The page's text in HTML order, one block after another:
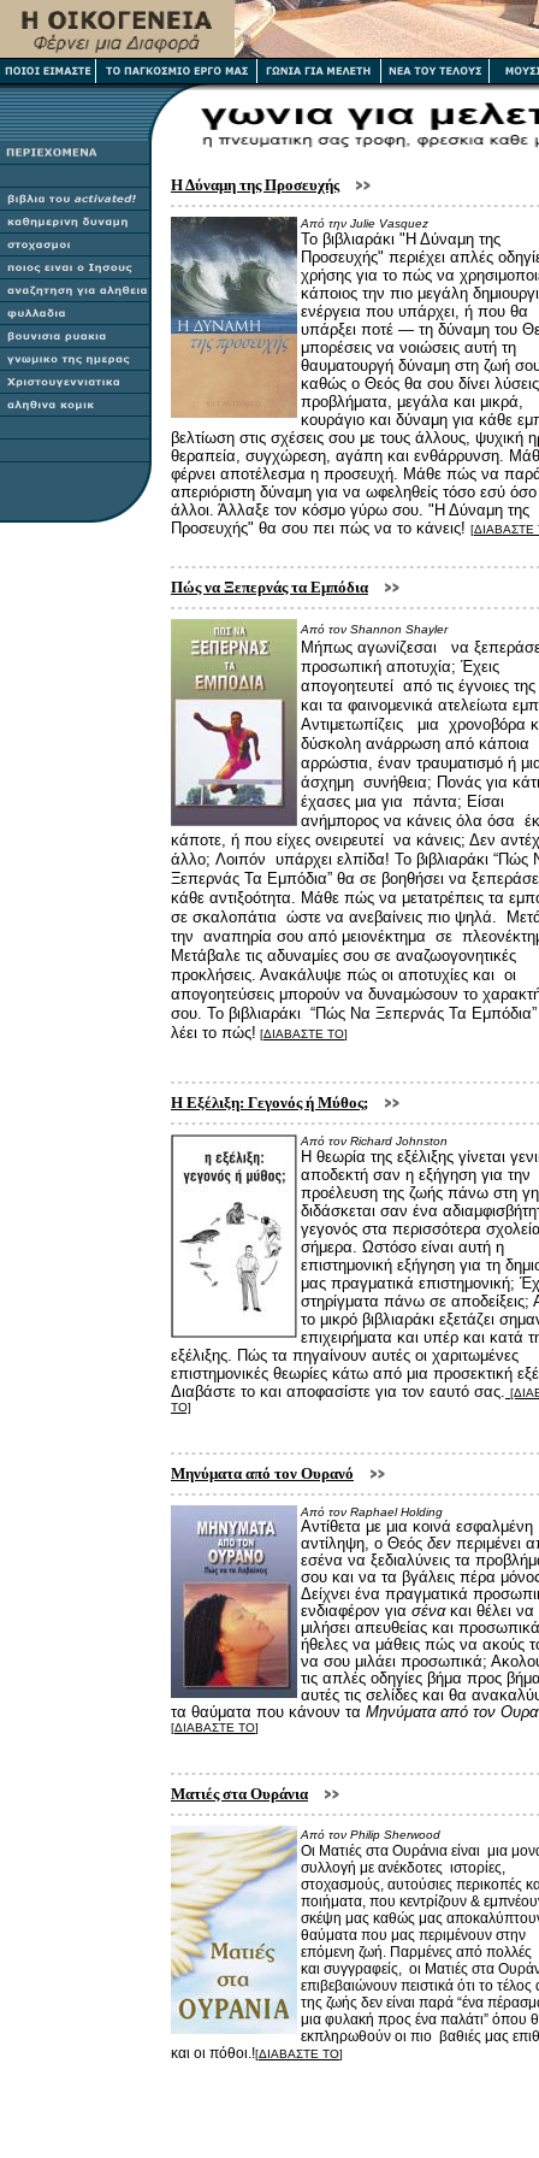
Η Δύναμη της Προσευχής
Από την Julie Vasquez
Το βιβλιαράκι "Η Δύναμη της
Προσευχής" περιέχει απλές
χρήσης για το πώς να
κάποιος την πιο μεγάλη
ενέργεια που υπάρχει, ή που θα
υπάρξει ποτέ — τη δύναμη του
μπορέσεις να νοιώσεις αυτή τη
θαυματουργή δύναμη στη ζωή
καθώς ο Θεός θα σου δίνει
προβλήματα, μεγάλα και μικρά,
κουράγιο και δύναμη για κάθε
βελτίωση στις σχέσεις σου με τους άλλους, ψυχική
θεραπεία, συγχώρεση, αγάπη και ενθάρρυνση.
φέρνει αποτέλεσμα η προσευχή. Μάθε πώς να
απεριόριστη δύναμη για να ωφεληθείς τόσο εσύ όσο
άλλοι. Άλλαξε τον κόσμο γύρω σου. "Η Δύναμη της
Προσευχής" θα σου πει πώς να το κάνεις! [ΔΙΑΒΑΣΤΕ
Πώς να Ξεπερνάς τα Εμπόδια
Από τον Shannon Shayler
Μήπως αγωνίζεσαι να
προσωπική αποτυχία; Έχεις
απογοητευτεί από τις έγνοιες
και τα φαινομενικά ατελείωτα
Αντιμετωπίζεις μια χρονοβόρα
δύσκολη ανάρρωση από κάποια
αρρώστια, έναν τραυματισμό ή
άσχημη συνήθεια; Πονάς για
έχασες μια για πάντα; Είσαι
ανήμπορος να κάνεις όλα όσα
κάποτε, ή που είχες ονειρευτεί να κάνεις; Δεν
άλλο; Λοιπόν υπάρχει ελπίδα! Το βιβλιαράκι “Πώς
Ξεπερνάς Τα Εμπόδια” θα σε βοηθήσει να
κάθε αντιξοότητα. Μάθε πώς να μετατρέπεις τα
σε σκαλοπάτια ώστε να ανεβαίνεις πιο ψηλά.
την αναπηρία σου από μειονέκτημα σε
Μετάβαλε τις αδυναμίες σου σε αναζωογονητικές
προκλήσεις. Ανακάλυψε πώς οι αποτυχίες και οι
απογοητεύσεις μπορούν να δυναμώσουν το
σου. Το βιβλιαράκι “Πώς Να Ξεπερνάς Τα
λέει το πώς! [ΔΙΑΒΑΣΤΕ ΤΟ]
Η Εξέλιξη: Γεγονός ή Μύθος;
Από τον Richard Johnston
Η θεωρία της εξέλιξης γίνεται
αποδεκτή σαν η εξήγηση για την
προέλευση της ζωής πάνω στη γη
διδάσκεται σαν ένα
γεγονός στα περισσότερα
σήμερα. Ωστόσο είναι αυτή η
επιστημονική εξήγηση για τη
μας πραγματικά επιστημονική;
στηρίγματα πάνω σε αποδείξεις;
το μικρό βιβλιαράκι εξετάζει
επιχειρήματα και υπέρ και κατά
εξέλιξης. Πώς τα πηγαίνουν αυτές οι χαριτωμένες
επιστημονικές θεωρίες κάτω από μια προσεκτική
Διαβάστε το και αποφασίστε για τον εαυτό σας.
ΤΟ]
Μηνύματα από τον Ουρανό
Από τον Raphael Holding
Αντίθετα με μια κοινά εσφαλμένη
αντίληψη, ο Θεός δεν περιμένει
εσένα να ξεδιαλύνεις τα
σου και να τα βγάλεις πέρα
Δείχνει ένα πραγματικά
ενδιαφέρον για σένακαι θέλει
μιλήσει απευθείας και προσωπικά
ήθελες να μάθεις πώς να ακούς
να σου μιλάει προσωπικά;
τις απλές οδηγίες βήμα προς
αυτές τις σελίδες και θα
τα θαύματα που κάνουν τα Μηνύματα από τον
[ΔΙΑΒΑΣΤΕ ΤΟ]
Ματιές στα Ουράνια
Από τον Philip Sherwood
Οι Ματιές στα Ουράνια είναι μια
συλλογή με ανέκδοτες ιστορίες,
στοχασμούς, αυτούσιες περικοπές
ποιήματα, που κεντρίζουν &
σκέψη μας καθώς μας
θαύματα που μας περιμένουν στην
επόμενη ζωή. Παρμένες από πολλές
και συγγραφείς, οι Ματιές στα
επιβεβαιώνουν πειστικά ότι το τέλος
της ζωής δεν είναι παρά “ένα
μια φυλακή προς ένα παλάτι” όπου
εκπληρωθούν οι πιο βαθιές μας
και οι πόθοι.![ΔΙΑΒΑΣΤΕ ΤΟ]